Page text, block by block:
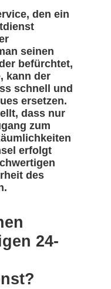
den ein
seinen
befürchtet,
kann der
schnell und
ersetzen.
dass nur
zum
erfolgt
des
24-